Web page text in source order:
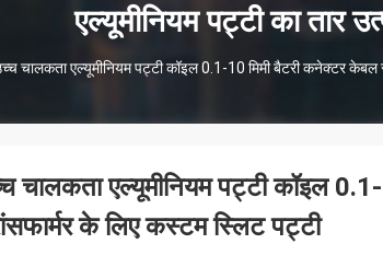
एल्यूमीनियम पट्टी का तार
चालकता एल्यूमीनियम पट्टी कॉइल 0.1-10 मिमी बैटरी कनेक्टर केबल
चालकता एल्यूमीनियम पट्टी कॉइल
के लिए कस्टम स्लिट पट्टी